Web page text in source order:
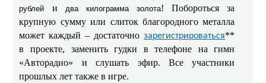
рублей и два килограмма золота! Побороться за
крупную сумму или слиток благородного металла
может каждый – достаточнозарегистрироваться**
в проекте, заменить гудки в телефоне на гимн
«Авторадио» и слушать эфир. Все участники
прошлых лет также в игре.